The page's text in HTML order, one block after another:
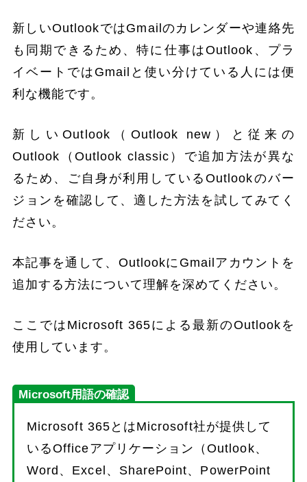
新しいOutlookではGmailのカレンダーや連絡先
も同期できるため、特に仕事はOutlook、プラ
イベートではGmailと使い分けている人には便
利な機能です。
新しいOutlook（Outlook new）と従来の
Outlook（Outlook classic）で追加方法が異な
るため、ご自身が利用しているOutlookのバー
ジョンを確認して、適した方法を試してみてく
ださい。
本記事を通して、OutlookにGmailアカウントを
追加する方法について理解を深めてください。
ここではMicrosoft 365による最新のOutlookを
使用しています。
Microsoft用語の確認
Microsoft 365とはMicrosoft社が提供して
いるOfficeアプリケーション（Outlook、
Word、Excel、SharePoint、PowerPoint